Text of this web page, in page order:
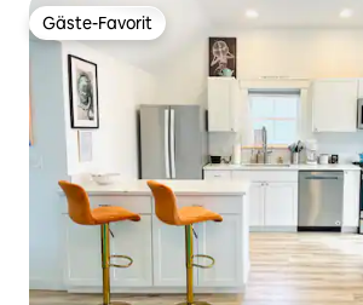
Gäste-Favorit
Gäste-Favorit